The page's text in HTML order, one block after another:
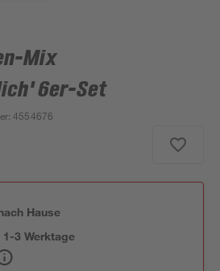
Mix
6er-Set
:4554676
Hause
1-3 Werktage